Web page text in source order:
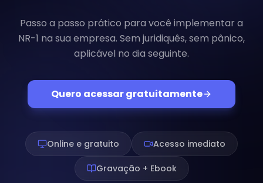
Passo a passo prático para você implementar a
NR-1 na sua empresa. Sem juridiquês, sem pânico,
aplicável no dia seguinte.
Quero acessar gratuitamente
Online e gratuito Acesso imediato
Gravação + Ebook